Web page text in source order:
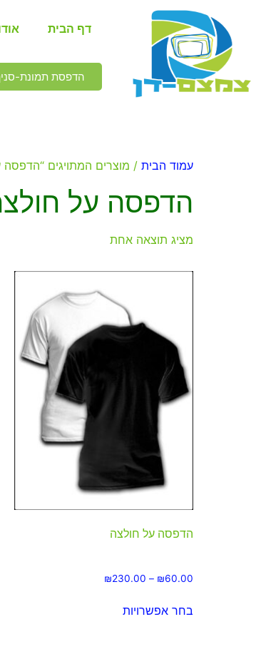
דף הבית
הדפסת תמונת-סניף
עמוד הבית / מוצרים המתויגים “הדפסה
הדפסה על
מציג תוצאה אחת
הדפסה על חולצה
₪60.00
–
₪230.00
בחר אפשרויות